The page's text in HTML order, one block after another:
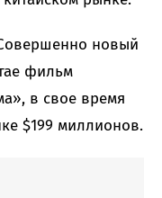
новый
фильм
в свое время
$199 миллионов.